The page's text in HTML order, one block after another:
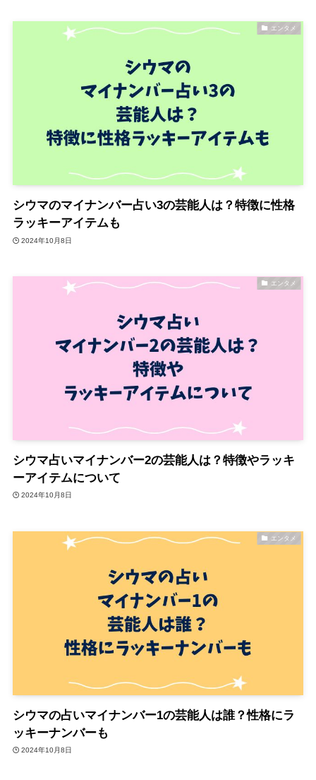
エンタメ
シウマのマイナンバー占い3の芸能人は？特徴に性格
ラッキーアイテムも
2024年10月8日
エンタメ
シウマ占いマイナンバー2の芸能人は？特徴やラッキ
ーアイテムについて
2024年10月8日
エンタメ
シウマの占いマイナンバー1の芸能人は誰？性格にラ
ッキーナンバーも
2024年10月8日